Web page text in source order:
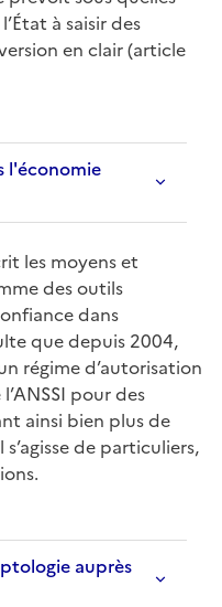
à saisir des
en clair (article
l'économie
les moyens et
des outils
dans
que depuis 2004,
régime d’autorisation
pour des
ainsi bien plus de
de particuliers,
auprès